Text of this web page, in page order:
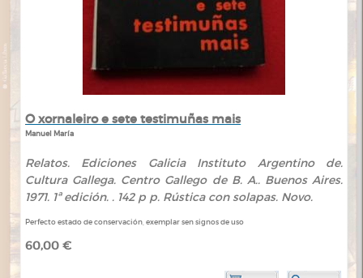
O xornaleiro e sete testimuñas mais
Manuel María
Relatos. Ediciones Galicia Instituto Argentino de.
Cultura Gallega. Centro Gallego de B. A.. Buenos Aires.
1971. 1ª edición. . 142 p p. Rústica con solapas. Novo.
Perfecto estado de conservación, exemplar sen signos de uso
60,00 €